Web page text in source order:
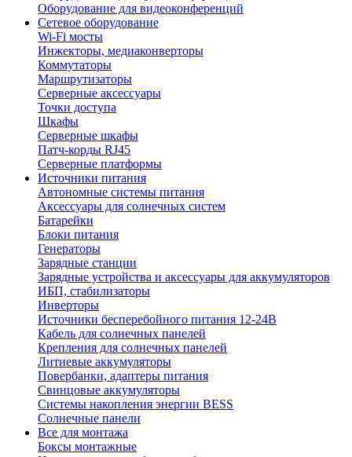
Оборудование для видеоконференций
Сетевое оборудование
Wi-Fi мосты
Инжекторы, медиаконверторы
Коммутаторы
Маршрутизаторы
Серверные аксессуары
Точки доступа
Шкафы
Серверные шкафы
Патч-корды RJ45
Серверные платформы
Источники питания
Автономные системы питания
Аксессуары для солнечных систем
Батарейки
Блоки питания
Генераторы
Зарядные станции
Зарядные устройства и аксессуары для аккумуляторов
ИБП, стабилизаторы
Инверторы
Источники бесперебойного питания 12-24В
Кабель для солнечных панелей
Крепления для солнечных панелей
Литиевые аккумуляторы
Повербанки, адаптеры питания
Свинцовые аккумуляторы
Системы накопления энергии BESS
Солнечные панели
Все для монтажа
Боксы монтажные